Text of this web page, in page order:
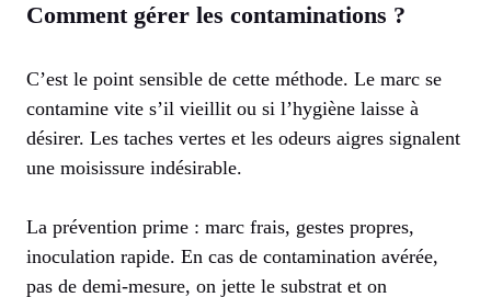
Comment gérer les contaminations ?
C’est le point sensible de cette méthode. Le marc se
contamine vite s’il vieillit ou si l’hygiène laisse à
désirer. Les taches vertes et les odeurs aigres signalent
une moisissure indésirable.
La prévention prime : marc frais, gestes propres,
inoculation rapide. En cas de contamination avérée,
pas de demi-mesure, on jette le substrat et on